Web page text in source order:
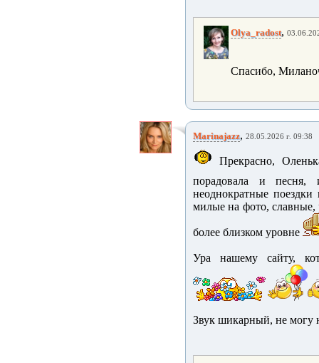
Olya_radost,
Спасибо,
Marinajazz, 28.05.2026 г. 09:38
Прекрасно,
порадовала и
неоднократные
милые на фото, славные,
более близком уровне
Ура нашему сайту,
Звук шикарный, не могу